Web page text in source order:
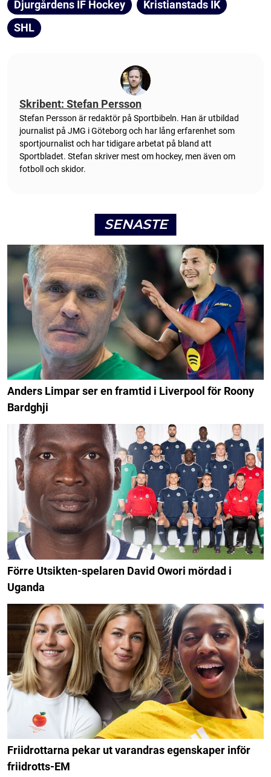
Djurgårdens IF Hockey
Kristianstads IK
SHL
Skribent: Stefan Persson
Stefan Persson är redaktör på Sportbibeln. Han är utbildad
journalist på JMG i Göteborg och har lång erfarenhet som
sportjournalist och har tidigare arbetat på bland att
Sportbladet. Stefan skriver mest om hockey, men även om
fotboll och skidor.
SENASTE
Anders Limpar ser en framtid i Liverpool för Roony
Bardghji
Förre Utsikten-spelaren David Owori mördad i
Uganda
Friidrottarna pekar ut varandras egenskaper inför
friidrotts-EM